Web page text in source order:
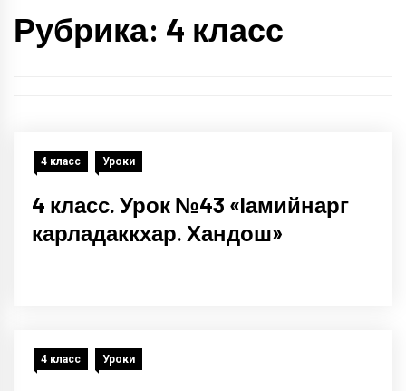
Рубрика: 4 класс
4 класс Уроки
4 класс. Урок №43 «Iамийнарг
карладаккхар. Хандош»
4 класс Уроки